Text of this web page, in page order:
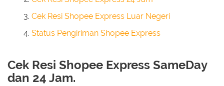
Cek Resi Shopee Express Luar Negeri
Status Pengiriman Shopee Express
Cek Resi Shopee Express SameDay
dan 24 Jam.